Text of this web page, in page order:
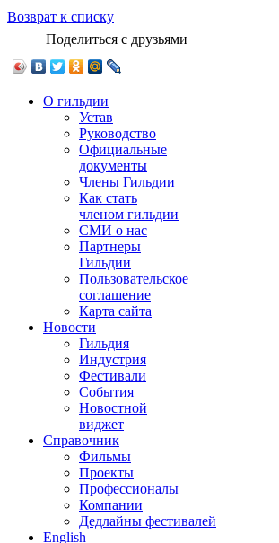
Возврат к списку
Поделиться с друзьями
О гильдии
Устав
Руководство
Официальные
документы
Члены Гильдии
Как стать
членом гильдии
СМИ о нас
Партнеры
Гильдии
Пользовательское
соглашение
Карта сайта
Новости
Гильдия
Индустрия
Фестивали
События
Новостной
виджет
Справочник
Фильмы
Проекты
Профессионалы
Компании
Дедлайны фестивалей
English